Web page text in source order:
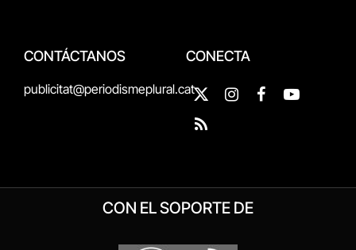
CONTÁCTANOS
publicitat@periodismeplural.cat
CONECTA
X
(Twitter)
InstagramFacebookYouTube
RSS
CON EL SOPORTE DE